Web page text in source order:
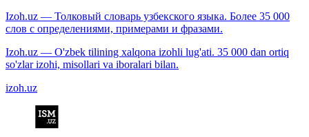
Izoh.uz — Толковый словарь узбекского языка. Более 35 000
слов с определениями, примерами и фразами.
Izoh.uz — O'zbek tilining xalqona izohli lug'ati. 35 000 dan ortiq
so'zlar izohi, misollari va iboralari bilan.
izoh.uz